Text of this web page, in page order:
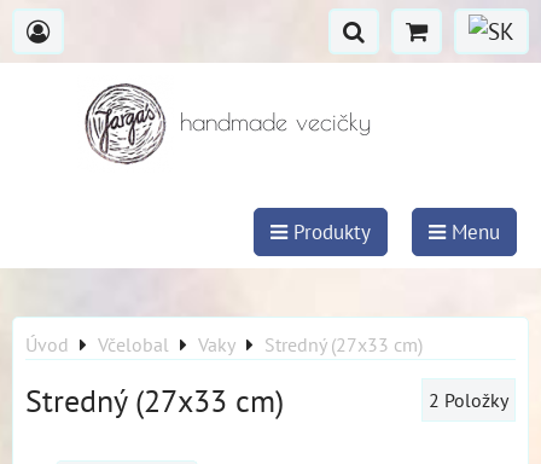
handmade vecičky
Produkty Menu
Úvod Včelobal Vaky Stredný (27x33 cm)
Stredný (27x33 cm) 2 Položky